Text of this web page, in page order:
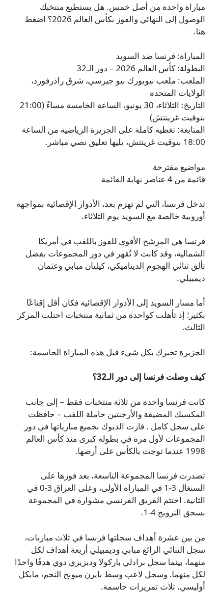
مباراة واحدة من أصل خمس. هل يستطيع منتخبك
الوصول إلى النهائي والفوز بكأس العالم 2026؟ اضغط
هنا.
المباراة: فرنسا ضد السويد
البطولة: كأس العالم 2026 – دور الـ32
الملعب: ملعب نيويورك نيو جيرسي، شرق راذرفورد،
الولايات المتحدة
التاريخ: الثلاثاء، 30 يونيو، الساعة الخامسة مساءً (21:00
بتوقيت غرينتش)
المتابعة: تغطية كاملة على الجزيرة الرياضية من الساعة
18:00 بتوقيت غرينتش، يليها تعليق نصي مباشر.
مواضيع مقترحة
قائمة من 4 عناصر نهاية القائمة
تدخل فرنسا، التي لم تهزم بعد، الأدوار الإقصائية بمواجهة
أوروبية خالصة مع السويد يوم الثلاثاء.
فرنسا هي المرشح الأقوى للفوز باللقب في أمريكا
الشمالية، وقد كانت لا تُقهر في دور المجموعات بفضل
تألق ثنائي الهجوم الديناميكي، كيليان مبابي وعثمان
ديمبيلي.
أما مسار السويد إلى الأدوار الإقصائية فكان أقل إقناعًا
بكثير؛ إذ تأهلت كواحدة من ثمانية منتخبات احتلت المركز
الثالث.
الجزيرة تخبرك بكل شيء قبل هذه المباراة الحاسمة:
كيف وصلت فرنسا إلى دور الـ32؟
كانت فرنسا واحدة من ثلاثة منتخبات فقط – إلى جانب
المكسيك المضيفة والأرجنتين حاملة اللقب – حافظت
على سجل كامل . فازت الديوك بجميع مبارياتها في دور
المجموعات لأول مرة في بطولة كبرى منذ كأس العالم
1998 عندما توجت بالكأس على أرضها.
تصدرت فرنسا المجموعة التاسعة، بعد فوزها على
السنغال 3-1 في المباراة الأولى، وعلى العراق 3-0 في
الثانية. اختتم الفريق الفرنسي مشواره في المجموعة
بسحق النرويج 4-1.
من بين عشرة أهداف سجلتها فرنسا في ثلاث مباريات،
سجل الثنائي الرائع مبابي وديمبيلي أربعة أهداف لكل
منهما، بينما سجل برادلي باركولا وديزيري دوي هدفًا واحدًا
لكل منهما. وسجل لاعب وسط بايرن ميونخ النجم، مايكل
أوليسي، ثلاث تمريرات حاسمة.